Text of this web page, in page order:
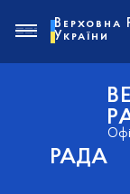
РАДА
Верховна
України